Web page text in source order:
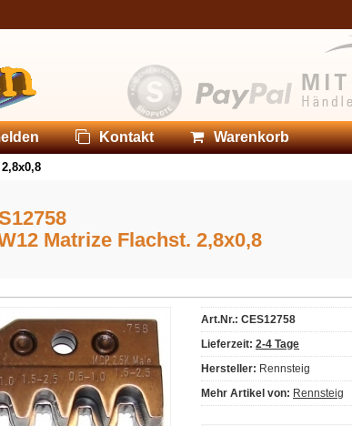
Kontakt Warenkorb
Matrize Flachst. 2,8x0,8
Art.Nr.: CES12758
Lieferzeit: 2-4 Tage
Hersteller: Rennsteig
Mehr Artikel von: Rennsteig